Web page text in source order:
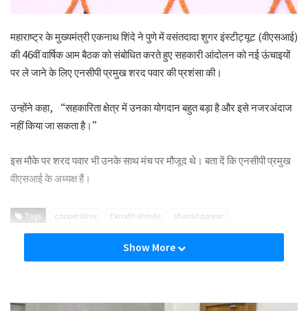
महाराष्ट्र के मुख्यमंत्री एकनाथ शिंदे ने पुणे में वसंतदादा शुगर इंस्टीट्यूट (वीएसआई)
की 46वीं वार्षिक आम बैठक को संबोधित करते हुए सहकारी आंदोलन को नई ऊंचाइयों
पर ले जाने के लिए एनसीपी प्रमुख शरद पवार की प्रशंसा की।
उन्होंने कहा, “सहकारिता क्षेत्र में उनका योगदान बहुत बड़ा है और इसे नजरअंदाज
नहीं किया जा सकता है।”
इस मौके पर शरद पवार भी उनके साथ मंच पर मौजूद थे। बता दें कि एनसीपी प्रमुख
वीएसआई के अध्यक्ष हैं।
Tags cooperative Eknath shinde sharad pawar
Show More